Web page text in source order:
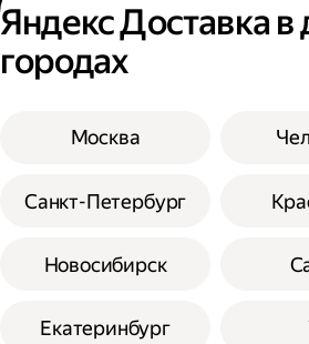
Яндекс Доставка в
городах
Москва
Санкт-Петербург
Новосибирск
Екатеринбург